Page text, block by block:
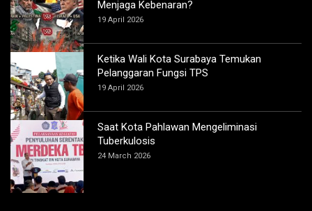
Menjaga Kebenaran?
19 April 2026
Ketika Wali Kota Surabaya Temukan
Pelanggaran Fungsi TPS
19 April 2026
Saat Kota Pahlawan Mengeliminasi
Tuberkulosis
24 March 2026